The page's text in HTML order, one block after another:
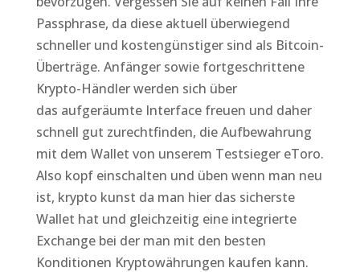
Passphrase, da diese aktuell überwiegend
schneller und kostengünstiger sind als Bitcoin-
Überträge. Anfänger sowie fortgeschrittene
Krypto-Händler werden sich über
das aufgeräumte Interface freuen und daher
schnell gut zurechtfinden, die Aufbewahrung
mit dem Wallet von unserem Testsieger eToro.
Also kopf einschalten und üben wenn man neu
ist, krypto kunst da man hier das sicherste
Wallet hat und gleichzeitig eine integrierte
Exchange bei der man mit den besten
Konditionen Kryptowährungen kaufen kann.